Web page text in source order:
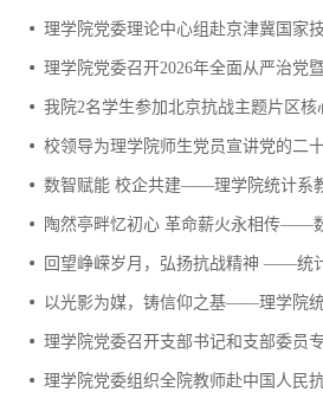
理学院党委理论中心组赴京津冀国家
理学院党委召开2026年全面从严治党
我院2名学生参加北京抗战主题片区
校领导为理学院师生党员宣讲党的二
数智赋能 校企共建——理学院统计系
陶然亭畔忆初心 革命薪火永相传——
回望峥嵘岁月，弘扬抗战精神 ——统
以光影为媒，铸信仰之基——理学院
理学院党委召开支部书记和支部委员
理学院党委组织全院教师赴中国人民